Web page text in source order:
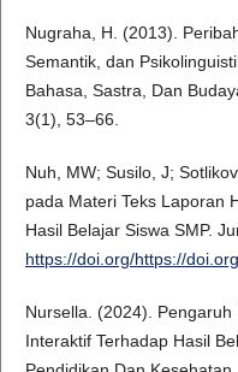
Nugraha, H. (2013).
Semantik, dan
Bahasa, Sastra, Dan
3(1), 53–66.
Nuh, MW; Susilo, J;
pada Materi Teks Laporan
Hasil Belajar Siswa SMP.
https://doi.org/https://
Nursella. (2024).
Interaktif Terhadap Hasil